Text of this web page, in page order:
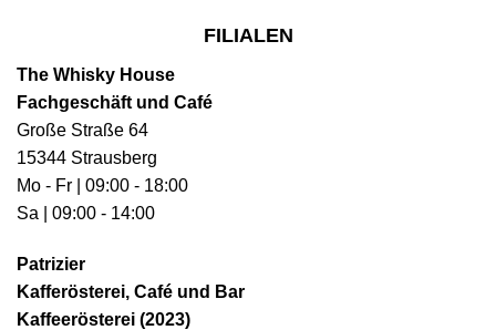
FILIALEN
The Whisky House
Fachgeschäft und Café
Große Straße 64
15344 Strausberg
Mo - Fr | 09:00 - 18:00
Sa | 09:00 - 14:00
Patrizier
Kafferösterei, Café und Bar
Kaffeerösterei (2023)